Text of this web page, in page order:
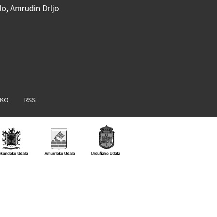
Amrudin Drljo
RSS